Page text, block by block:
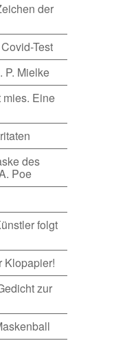
der
Test
P. Mielke
mies. Eine
des
Poe
folgt
Klopapier!
zur